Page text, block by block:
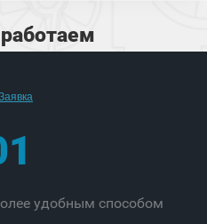
удобным способом